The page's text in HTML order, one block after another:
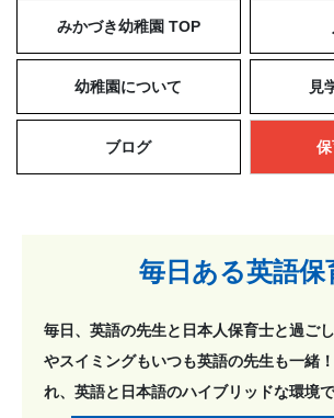
みかづき幼稚園 TOP
幼稚園について 見
ブログ
毎日ある英語保
毎日、英語の先生と日本人保育士と過ご
やスイミングもいつも英語の先生も一緒
れ、英語と日本語のハイブリッドな環境で